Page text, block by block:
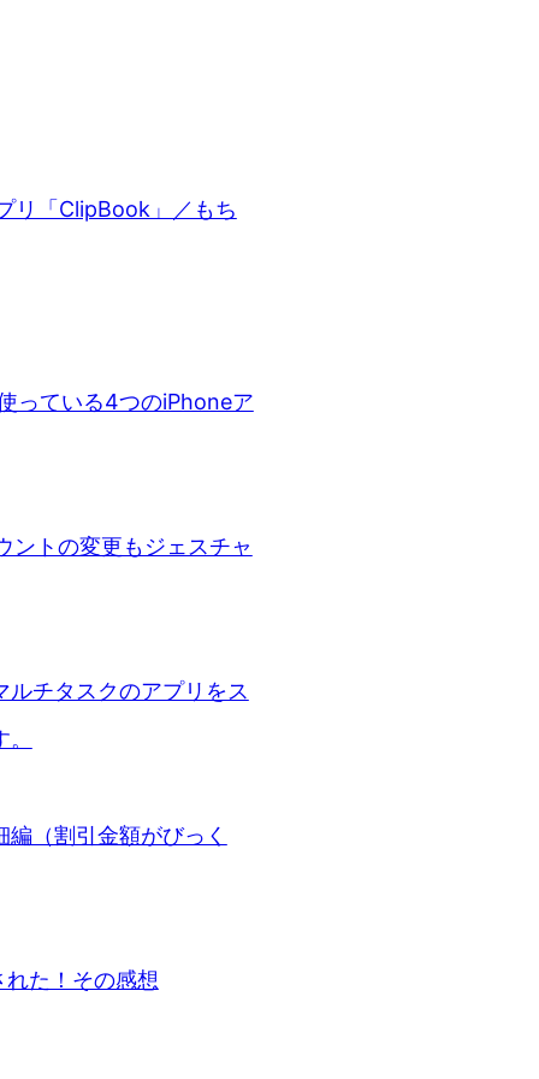
リ「ClipBook」／もち
っている4つのiPhoneア
ントの変更もジェスチャ
チタスクのアプリをス
（割引金額がびっく
た！その感想